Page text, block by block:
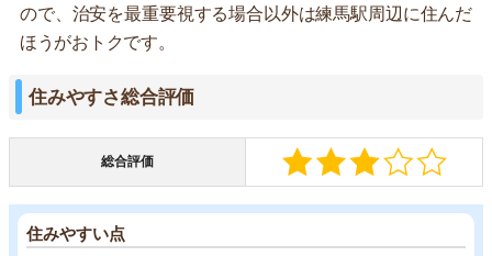
ので、治安を最重要視する場合以外は練馬駅周辺に住んだ
ほうがおトクです。
住みやすさ総合評価
総合評価
住みやすい点